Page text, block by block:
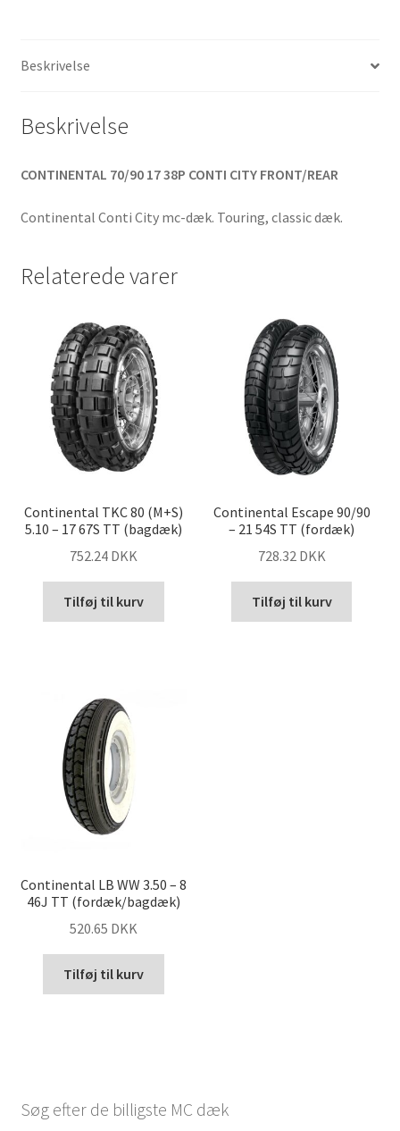
Beskrivelse
Beskrivelse
CONTINENTAL 70/90 17 38P CONTI CITY FRONT/REAR
Continental Conti City mc-dæk. Touring, classic dæk.
Relaterede varer
Continental TKC 80 (M+S)
5.10 – 17 67S TT (bagdæk)
752.24 DKK
Tilføj til kurv
Continental Escape 90/90
– 21 54S TT (fordæk)
728.32 DKK
Tilføj til kurv
Continental LB WW 3.50 – 8
46J TT (fordæk/bagdæk)
520.65 DKK
Tilføj til kurv
Søg efter de billigste MC dæk